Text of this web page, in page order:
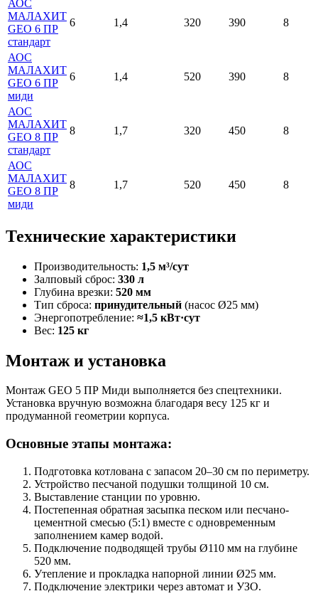
АОС
МАЛАХИТ
GEO 6 ПР
стандарт
6 1,4 320 390 8
АОС
МАЛАХИТ
GEO 6 ПР
миди
6 1,4 520 390 8
АОС
МАЛАХИТ
GEO 8 ПР
стандарт
8 1,7 320 450 8
АОС
МАЛАХИТ
GEO 8 ПР
миди
8 1,7 520 450 8
Технические характеристики
Производительность: 1,5 м³/сут
Залповый сброс: 330 л
Глубина врезки: 520 мм
Тип сброса: принудительный (насос Ø25 мм)
Энергопотребление: ≈1,5 кВт·сут
Вес: 125 кг
Монтаж и установка
Монтаж GEO 5 ПР Миди выполняется без спецтехники.
Установка вручную возможна благодаря весу 125 кг и
продуманной геометрии корпуса.
Основные этапы монтажа:
Подготовка котлована с запасом 20–30 см по периметру.
Устройство песчаной подушки толщиной 10 см.
Выставление станции по уровню.
Постепенная обратная засыпка песком или песчано-
цементной смесью (5:1) вместе с одновременным
заполнением камер водой.
Подключение подводящей трубы Ø110 мм на глубине
520 мм.
Утепление и прокладка напорной линии Ø25 мм.
Подключение электрики через автомат и УЗО.